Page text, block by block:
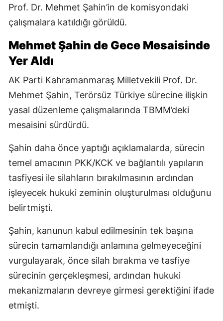
Prof. Dr. Mehmet Şahin’in de komisyondaki
çalışmalara katıldığı görüldü.
Mehmet Şahin de Gece Mesaisinde
Yer Aldı
AK Parti Kahramanmaraş Milletvekili Prof. Dr.
Mehmet Şahin, Terörsüz Türkiye sürecine ilişkin
yasal düzenleme çalışmalarında TBMM’deki
mesaisini sürdürdü.
Şahin daha önce yaptığı açıklamalarda, sürecin
temel amacının PKK/KCK ve bağlantılı yapıların
tasfiyesi ile silahların bırakılmasının ardından
işleyecek hukuki zeminin oluşturulması olduğunu
belirtmişti.
Şahin, kanunun kabul edilmesinin tek başına
sürecin tamamlandığı anlamına gelmeyeceğini
vurgulayarak, önce silah bırakma ve tasfiye
sürecinin gerçekleşmesi, ardından hukuki
mekanizmaların devreye girmesi gerektiğini ifade
etmişti.